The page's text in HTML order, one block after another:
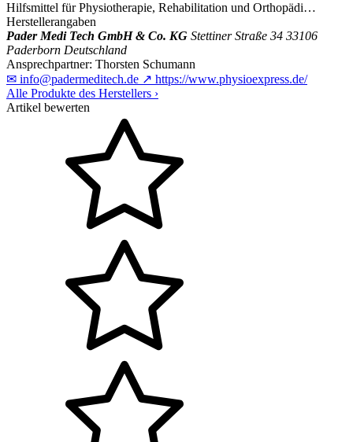
Hilfsmittel für Physiotherapie, Rehabilitation und Orthopädi…
Herstellerangaben
Pader Medi Tech GmbH & Co. KG Stettiner Straße 34 33106
Paderborn Deutschland
Ansprechpartner: Thorsten Schumann
✉ info@padermeditech.de ↗ https://www.physioexpress.de/
Alle Produkte des Herstellers ›
Artikel bewerten